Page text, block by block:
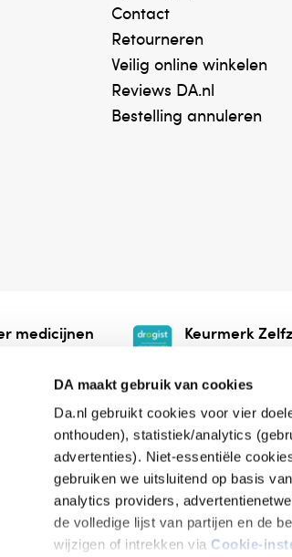
DA maakt gebruik van cookies
Da.nl gebruikt cookies voor vier
onthouden), statistiek/analytics
advertenties). Niet-essentiële
gebruiken we uitsluitend op basis
analytics providers,
de volledige lijst van partijen en de
wijzigen of intrekken via Cookie-
Contact
Retourneren
Veilig online winkelen
Reviews DA.nl
Bestelling annuleren
medicijnen
verkopen.
Keurmerk
online.
voorwaarden Cookieverklaring